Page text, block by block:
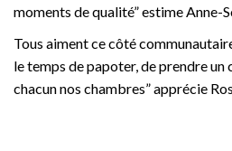
moments de qualité” estime Anne-
Tous aiment ce côté
le temps de papoter, de prendre un
chacun nos chambres” apprécie